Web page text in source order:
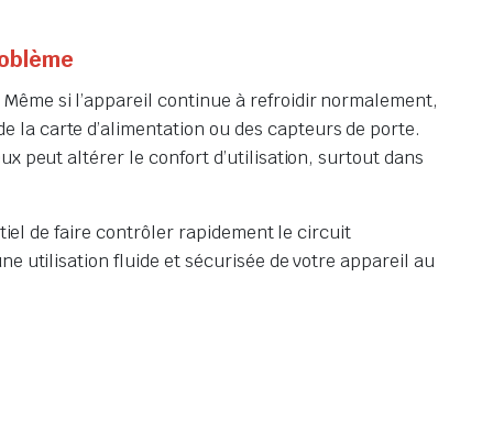
si l’appareil continue à refroidir normalement,
la carte d’alimentation ou des capteurs de porte.
peut altérer le confort d’utilisation, surtout dans
de faire contrôler rapidement le circuit
utilisation fluide et sécurisée de votre appareil au